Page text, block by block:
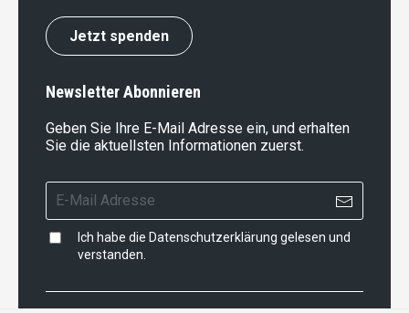
Jetzt spenden
Newsletter Abonnieren
Geben Sie Ihre E-Mail Adresse ein, und erhalten
Sie die aktuellsten Informationen zuerst.
Ich habe die Datenschutzerklärung gelesen und
verstanden.